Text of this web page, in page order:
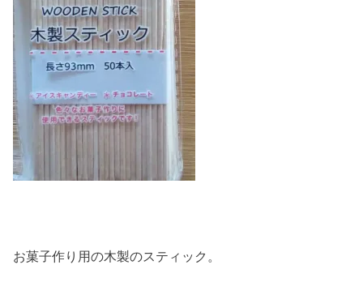
お菓子作り用の木製のスティック。